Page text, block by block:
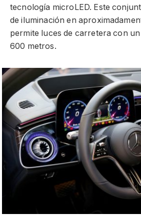
tecnología microLED. Este
de iluminación en
permite luces de carretera con
600 metros.